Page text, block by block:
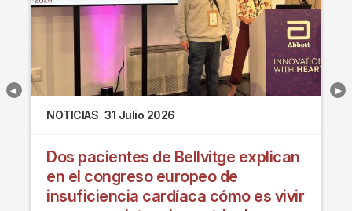
NOTICIAS 31 Julio 2026
Dos pacientes de Bellvitge explican
en el congreso europeo de
insuficiencia cardíaca cómo es vivir